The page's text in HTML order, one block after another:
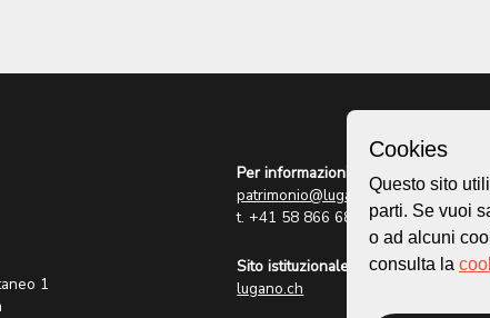
1
Per informazioni:
patrimonio@lugano.ch
t. +41 58 866 68 50
Sito istituzionale:
lugano.ch
Cookies
Questo sito
parti. Se vuoi
o ad alcuni
consulta la